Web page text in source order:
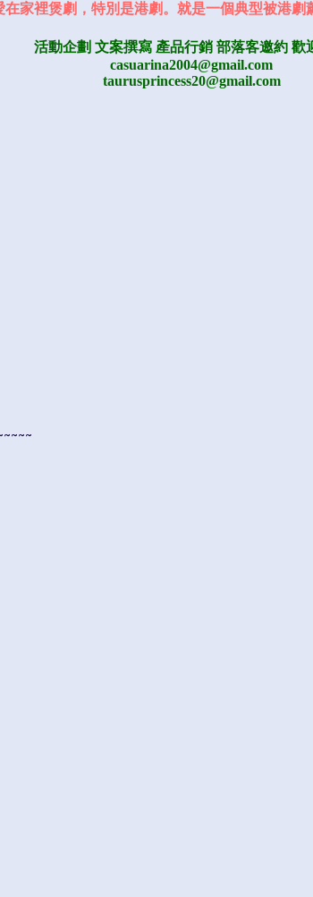
在家裡煲劇，特別是港劇。就是一個典型被港劇
活動企劃 文案撰寫 產品行銷 部落客邀約 歡
casuarina2004@gmail.com
taurusprincess20@gmail.com